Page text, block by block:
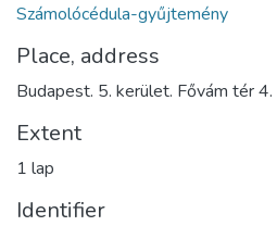
Számolócédula-gyűjtemény
Place, address
Budapest. 5. kerület. Fővám tér 4.
Extent
1 lap
Identifier